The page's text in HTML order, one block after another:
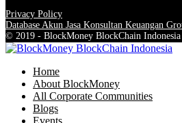
Privacy Policy
Database Akun Jasa Konsultan Keuangan
© 2019 - BlockMoney BlockChain
Home
About BlockMoney
All Corporate Communities
Blogs